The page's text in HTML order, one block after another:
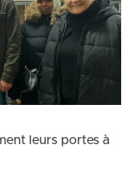
leurs portes à